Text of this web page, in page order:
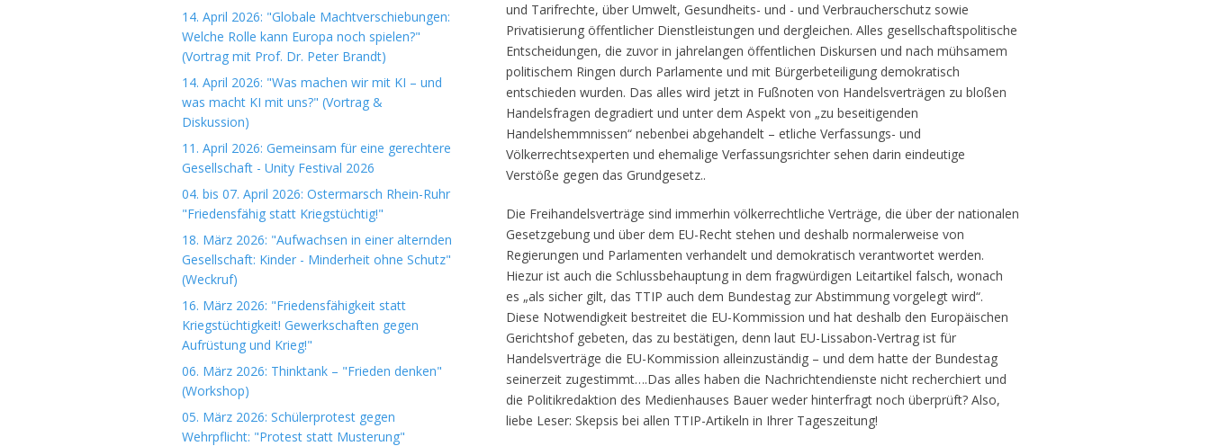
14. April 2026: "Globale Machtverschiebungen:
Welche Rolle kann Europa noch spielen?"
(Vortrag mit Prof. Dr. Peter Brandt)
14. April 2026: "Was machen wir mit KI – und
was macht KI mit uns?" (Vortrag &
Diskussion)
11. April 2026: Gemeinsam für eine gerechtere
Gesellschaft - Unity Festival 2026
04. bis 07. April 2026: Ostermarsch Rhein-Ruhr
"Friedensfähig statt Kriegstüchtig!"
18. März 2026: "Aufwachsen in einer alternden
Gesellschaft: Kinder - Minderheit ohne Schutz"
(Weckruf)
16. März 2026: "Friedensfähigkeit statt
Kriegstüchtigkeit! Gewerkschaften gegen
Aufrüstung und Krieg!"
06. März 2026: Thinktank – "Frieden denken"
(Workshop)
05. März 2026: Schülerprotest gegen
Wehrpflicht: "Protest statt Musterung"
und Tarifrechte, über Umwelt, Gesundheits- und - und Verbraucherschutz sowie
Privatisierung öffentlicher Dienstleistungen und dergleichen. Alles gesellschaftspolitische
Entscheidungen, die zuvor in jahrelangen öffentlichen Diskursen und nach mühsamem
politischem Ringen durch Parlamente und mit Bürgerbeteiligung demokratisch
entschieden wurden. Das alles wird jetzt in Fußnoten von Handelsverträgen zu bloßen
Handelsfragen degradiert und unter dem Aspekt von „zu beseitigenden
Handelshemmnissen“ nebenbei abgehandelt – etliche Verfassungs- und
Völkerrechtsexperten und ehemalige Verfassungsrichter sehen darin eindeutige
Verstöße gegen das Grundgesetz..
Die Freihandelsverträge sind immerhin völkerrechtliche Verträge, die über der nationalen
Gesetzgebung und über dem EU-Recht stehen und deshalb normalerweise von
Regierungen und Parlamenten verhandelt und demokratisch verantwortet werden.
Hiezur ist auch die Schlussbehauptung in dem fragwürdigen Leitartikel falsch, wonach
es „als sicher gilt, das TTIP auch dem Bundestag zur Abstimmung vorgelegt wird“.
Diese Notwendigkeit bestreitet die EU-Kommission und hat deshalb den Europäischen
Gerichtshof gebeten, das zu bestätigen, denn laut EU-Lissabon-Vertrag ist für
Handelsverträge die EU-Kommission alleinzuständig – und dem hatte der Bundestag
seinerzeit zugestimmt….Das alles haben die Nachrichtendienste nicht recherchiert und
die Politikredaktion des Medienhauses Bauer weder hinterfragt noch überprüft? Also,
liebe Leser: Skepsis bei allen TTIP-Artikeln in Ihrer Tageszeitung!